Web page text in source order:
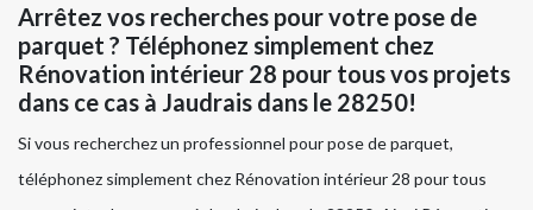
Arrêtez vos recherches pour votre pose de
parquet ? Téléphonez simplement chez
Rénovation intérieur 28 pour tous vos projets
dans ce cas à Jaudrais dans le 28250!
Si vous recherchez un professionnel pour pose de parquet,
téléphonez simplement chez Rénovation intérieur 28 pour tous